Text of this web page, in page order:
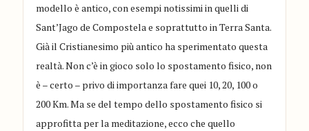
modello è antico, con esempi notissimi in quelli di
Sant’Jago de Compostela e soprattutto in Terra Santa.
Già il Cristianesimo più antico ha sperimentato questa
realtà. Non c’è in gioco solo lo spostamento fisico, non
è – certo – privo di importanza fare quei 10, 20, 100 o
200 Km. Ma se del tempo dello spostamento fisico si
approfitta per la meditazione, ecco che quello